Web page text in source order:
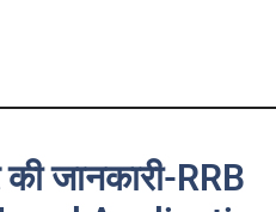
जानकारी-RRB